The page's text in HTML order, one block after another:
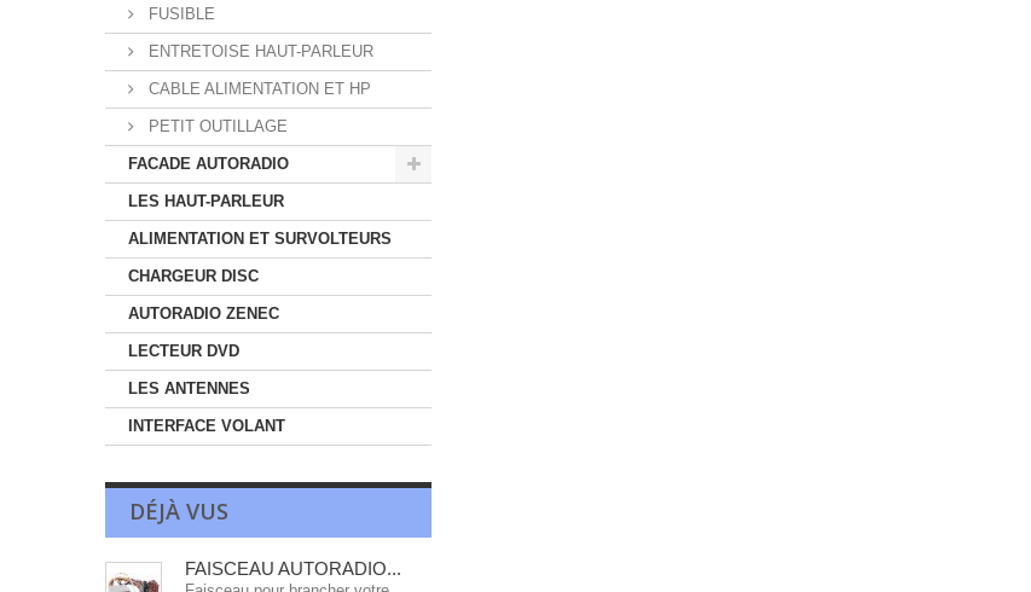
FUSIBLE
ENTRETOISE HAUT-PARLEUR
CABLE ALIMENTATION ET HP
PETIT OUTILLAGE
FACADE AUTORADIO
LES HAUT-PARLEUR
ALIMENTATION ET SURVOLTEURS
CHARGEUR DISC
AUTORADIO ZENEC
LECTEUR DVD
LES ANTENNES
INTERFACE VOLANT
DÉJÀ VUS
FAISCEAU AUTORADIO...